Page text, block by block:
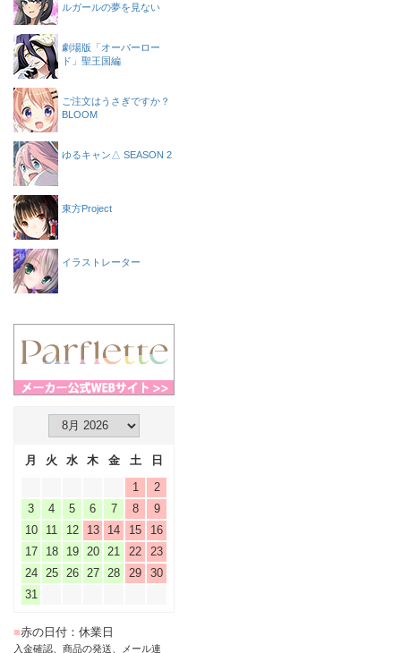
ルガールの夢を見ない
劇場版「オーバーロー
ド」聖王国編
ご注文はうさぎですか？
BLOOM
ゆるキャン△ SEASON 2
東方Project
イラストレーター
月 火 水 木 金 土
日
1
2
3
4 5 6 7 8
9
10
11 12 13 14 15
16
17
18 19 20 21 22
23
24
25 26 27 28 29
30
31
■赤の日付：休業日
入金確認、商品の発送、メール連